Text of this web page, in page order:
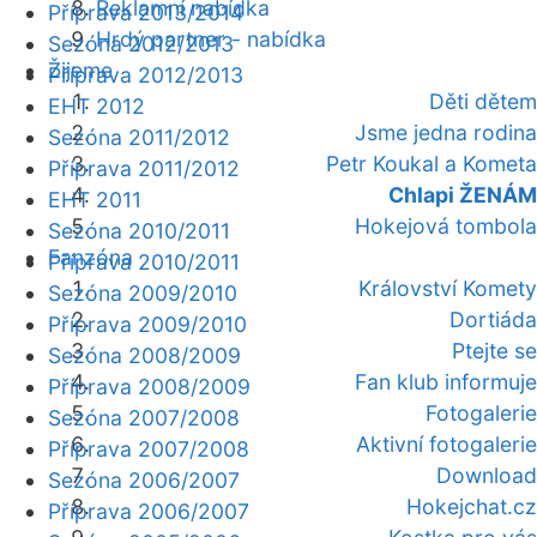
Reklamní nabídka
Hrdý partner - nabídka
Žijeme
Děti dětem
Jsme jedna rodina
Petr Koukal a Kometa
Chlapi ŽENÁM
Hokejová tombola
Fanzóna
Království Komety
Dortiáda
Ptejte se
Fan klub informuje
Fotogalerie
Aktivní fotogalerie
Download
Hokejchat.cz
Příprava 2013/2014
Sezóna 2012/2013
Příprava 2012/2013
EHT 2012
Sezóna 2011/2012
Příprava 2011/2012
EHT 2011
Sezóna 2010/2011
Příprava 2010/2011
Sezóna 2009/2010
Příprava 2009/2010
Sezóna 2008/2009
Příprava 2008/2009
Sezóna 2007/2008
Příprava 2007/2008
Sezóna 2006/2007
Příprava 2006/2007